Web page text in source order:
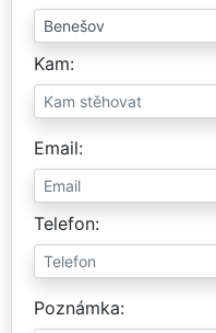
Kam
Email
Telefon
Poznámka